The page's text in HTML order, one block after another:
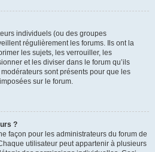
individuels (ou des groupes
régulièrement les forums. Ils ont la
les sujets, les verrouiller, les
et les diviser dans le forum qu’ils
sont présents pour que les
sur le forum.
?
façon pour les administrateurs du forum de
utilisateur peut appartenir à plusieurs